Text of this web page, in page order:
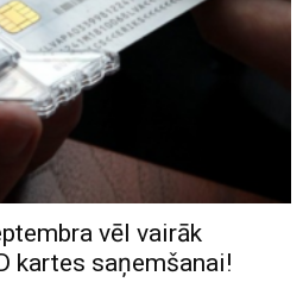
vēl vairāk
kartes saņemšanai!